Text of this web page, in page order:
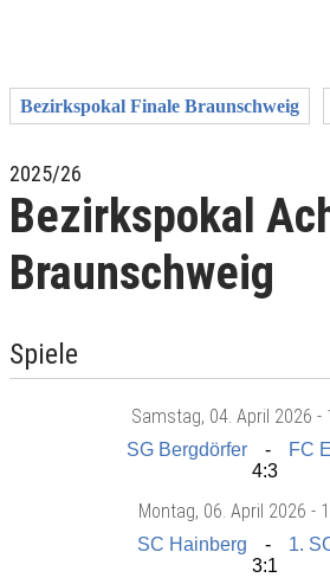
Bezirkspokal Finale Braunschweig
2025/26
Bezirkspokal
Braunschweig
Spiele
Samstag, 04. April 2026 -
SG Bergdörfer
FC
4:3
Montag, 06. April 2026 -
SC Hainberg
1.
3:1